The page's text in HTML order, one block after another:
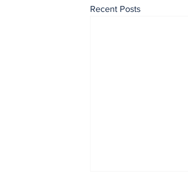
Recent Posts